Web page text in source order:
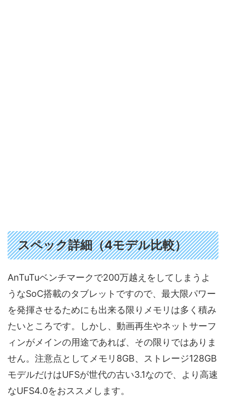
スペック詳細（4モデル比較）
AnTuTuベンチマークで200万越えをしてしまうよ
うなSoC搭載のタブレットですので、最大限パワー
を発揮させるためにも出来る限りメモリは多く積み
たいところです。しかし、動画再生やネットサーフ
ィンがメインの用途であれば、その限りではありま
せん。注意点としてメモリ8GB、ストレージ128GB
モデルだけはUFSが世代の古い3.1なので、より高速
なUFS4.0をおススメします。